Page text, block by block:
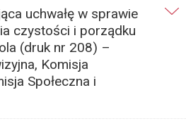
uchwałę w sprawie
czystości i porządku
(druk nr 208) –
Komisja
Społeczna i